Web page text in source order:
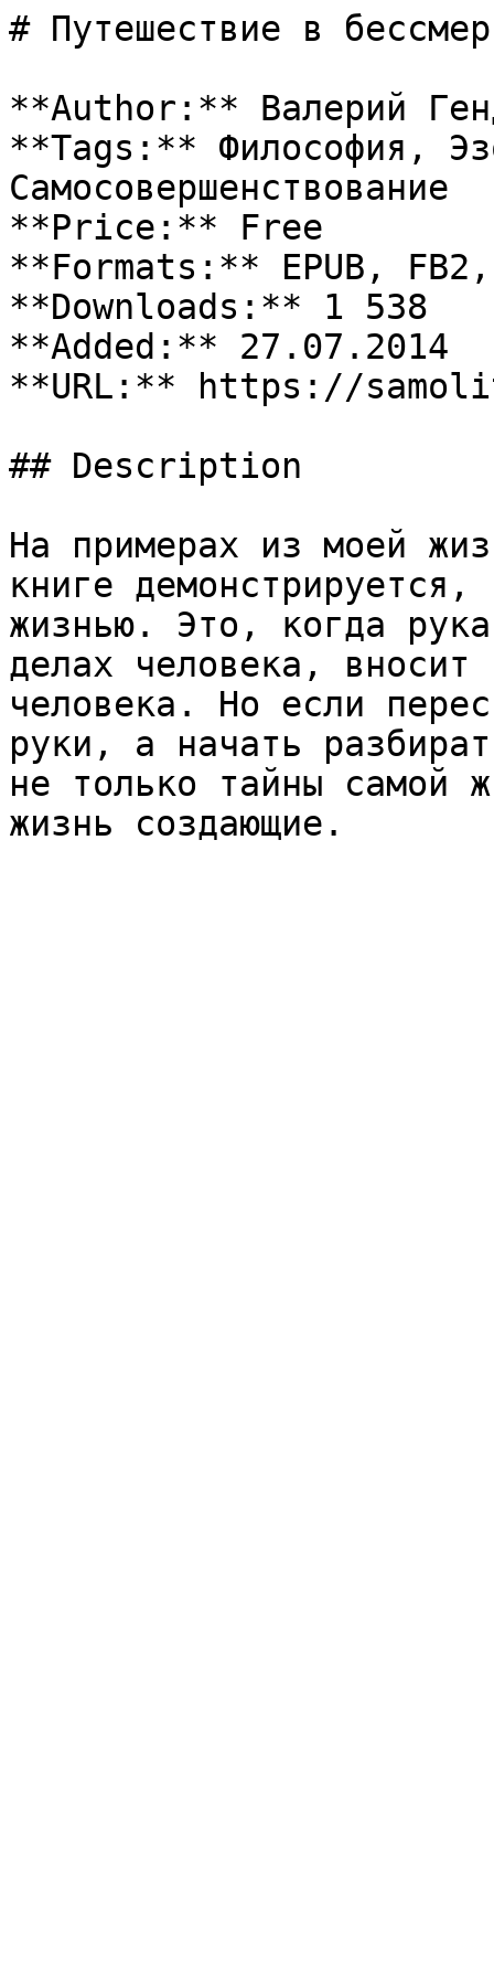
# Путешествие в
**Author:** Валерий
**Tags:** Философия,
Самосовершенствование
**Price:** Free
**Formats:** EPUB, FB2,
**Downloads:** 1 538
**Added:** 27.07.2014
**URL:** https://
## Description
На примерах из моей
книге
жизнью. Это, когда
делах человека, вносит
человека. Но если
руки, а начать
не только тайны самой
жизнь создающие.